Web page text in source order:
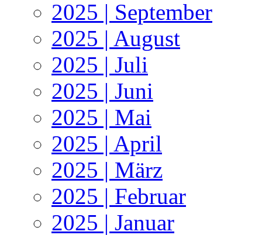
2025 | September
2025 | August
2025 | Juli
2025 | Juni
2025 | Mai
2025 | April
2025 | März
2025 | Februar
2025 | Januar